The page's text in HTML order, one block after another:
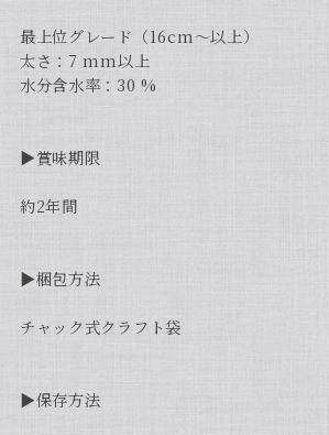
最上位グレード（16cm〜以上）
太さ：7 mm以上
水分含水率：30 %
▶︎賞味期限
約2年間
▶︎梱包方法
チャック式クラフト袋
▶︎保存方法